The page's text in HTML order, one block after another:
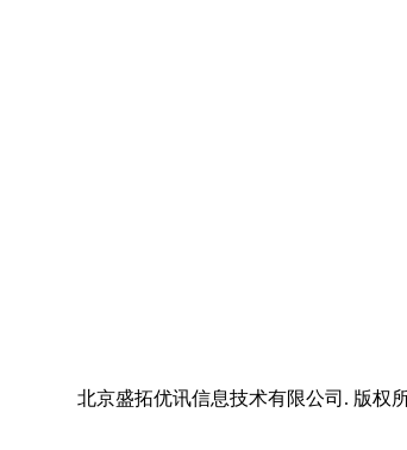
北京盛拓优讯信息技术有限公司. 版权